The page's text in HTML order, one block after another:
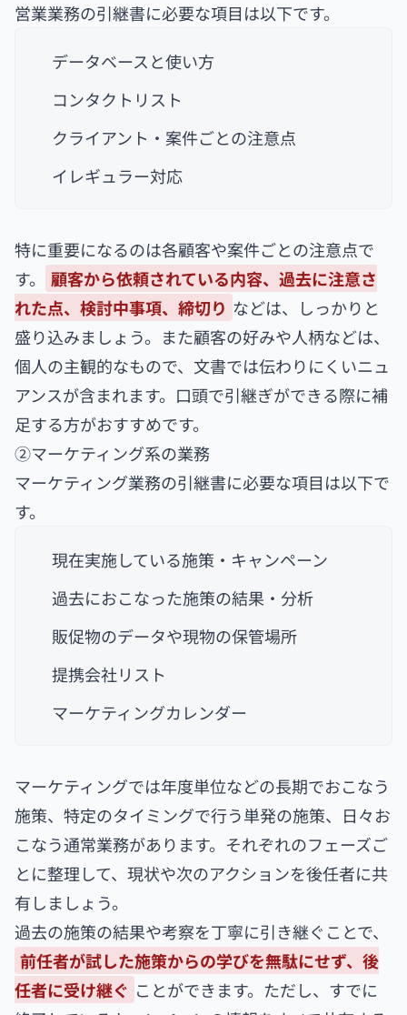
営業業務の引継書に必要な項目は以下です。
データベースと使い方
コンタクトリスト
クライアント・案件ごとの注意点
イレギュラー対応
特に重要になるのは各顧客や案件ごとの注意点で
す。
顧客から依頼されている内容、過去に注意さ
れた点、検討中事項、締切り などは、しっかりと
盛り込みましょう。また顧客の好みや人柄などは、
個人の主観的なもので、文書では伝わりにくいニュ
アンスが含まれます。口頭で引継ぎができる際に補
足する方がおすすめです。
②マーケティング系の業務
マーケティング業務の引継書に必要な項目は以下で
す。
現在実施している施策・キャンペーン
過去におこなった施策の結果・分析
販促物のデータや現物の保管場所
提携会社リスト
マーケティングカレンダー
マーケティングでは年度単位などの長期でおこなう
施策、特定のタイミングで行う単発の施策、日々お
こなう通常業務があります。それぞれのフェーズご
とに整理して、現状や次のアクションを後任者に共
有しましょう。
過去の施策の結果や考察を丁寧に引き継ぐことで、
前任者が試した施策からの学びを無駄にせず、後
任者に受け継ぐ ことができます。ただし、すでに